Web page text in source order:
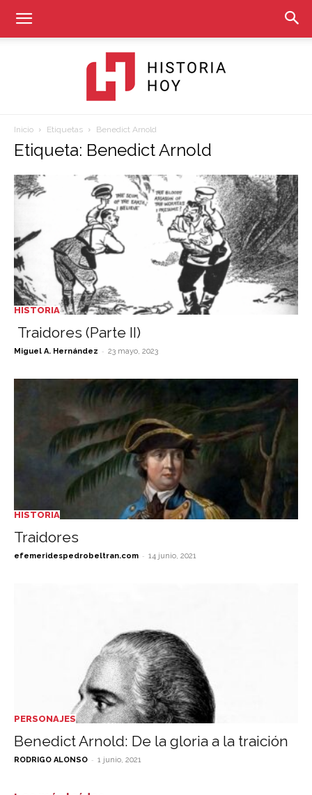
Historia
Hoy
Inicio Etiquetas Benedict Arnold
Etiqueta: Benedict Arnold
HISTORIA
Traidores (Parte II)
Miguel A. Hernández - 23 mayo, 2023
HISTORIA
Traidores
efemeridespedrobeltran.com - 14 junio, 2021
PERSONAJES
Benedict Arnold: De la gloria a la traición
RODRIGO ALONSO - 1 junio, 2021